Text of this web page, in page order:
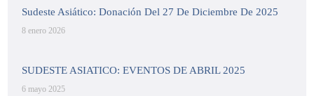
Sudeste Asiático: Donación Del 27 De Diciembre De 2025
8 enero 2026
SUDESTE ASIATICO: EVENTOS DE ABRIL 2025
6 mayo 2025